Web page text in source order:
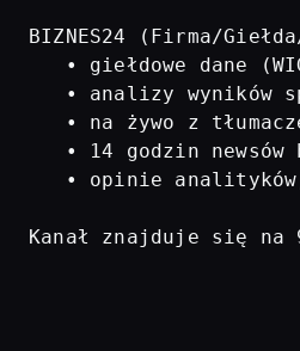
BIZNES24 (Firma/
• giełdowe dane
• analizy wyników
• na żywo z
• 14 godzin newsów
• opinie
Kanał znajduje się na